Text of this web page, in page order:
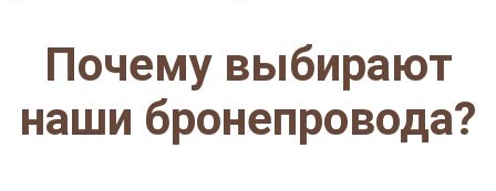
Почему выбирают
наши бронепровода?